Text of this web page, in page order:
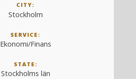
CITY:
Stockholm
SERVICE:
Ekonomi/Finans
STATE:
Stockholms län